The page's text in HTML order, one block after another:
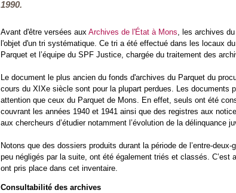
1990.
Avant d'être versées aux Archives de l'État à Mons, les archives
l'objet d'un tri systématique. Ce tri a été effectué dans les locaux
Parquet et l’équipe du SPF Justice, chargée du traitement des
Le document le plus ancien du fonds d'archives du Parquet du
cours du XIXe siècle sont pour la plupart perdues. Les documents
attention que ceux du Parquet de Mons. En effet, seuls ont été
couvrant les années 1940 et 1941 ainsi que des registres aux
aux chercheurs d’étudier notamment l’évolution de la délinquance
Notons que des dossiers produits durant la période de l’entre-
peu négligés par la suite, ont été également triés et classés.
ont pris place dans cet inventaire.
Consultabilité des archives